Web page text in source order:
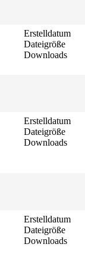
Erstelldatum
Dateigröße
Downloads
Erstelldatum
Dateigröße
Downloads
Erstelldatum
Dateigröße
Downloads